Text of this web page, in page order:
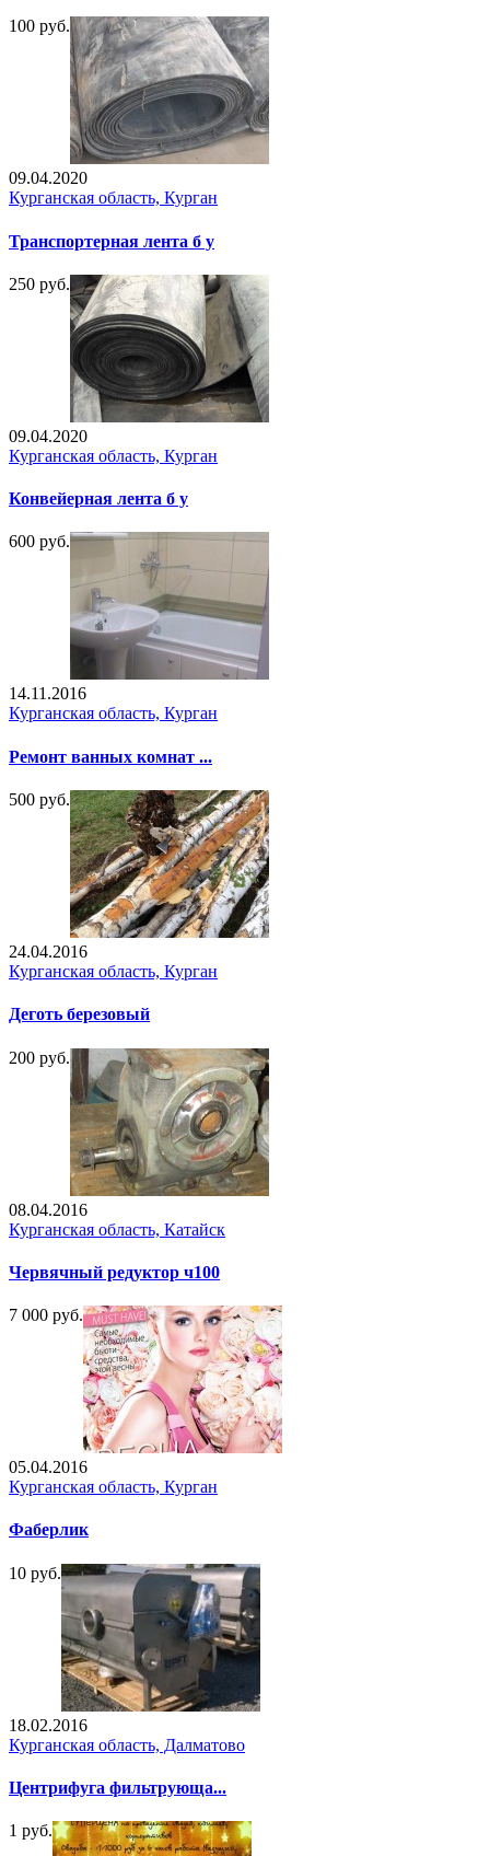
100 руб.
09.04.2020
Курганская область, Курган
Транспортерная лента б у
250 руб.
09.04.2020
Курганская область, Курган
Конвейерная лента б у
600 руб.
14.11.2016
Курганская область, Курган
Ремонт ванных комнат ...
500 руб.
24.04.2016
Курганская область, Курган
Деготь березовый
200 руб.
08.04.2016
Курганская область, Катайск
Червячный редуктор ч100
7 000 руб.
05.04.2016
Курганская область, Курган
Фаберлик
10 руб.
18.02.2016
Курганская область, Далматово
Центрифуга фильтрующа...
1 руб.